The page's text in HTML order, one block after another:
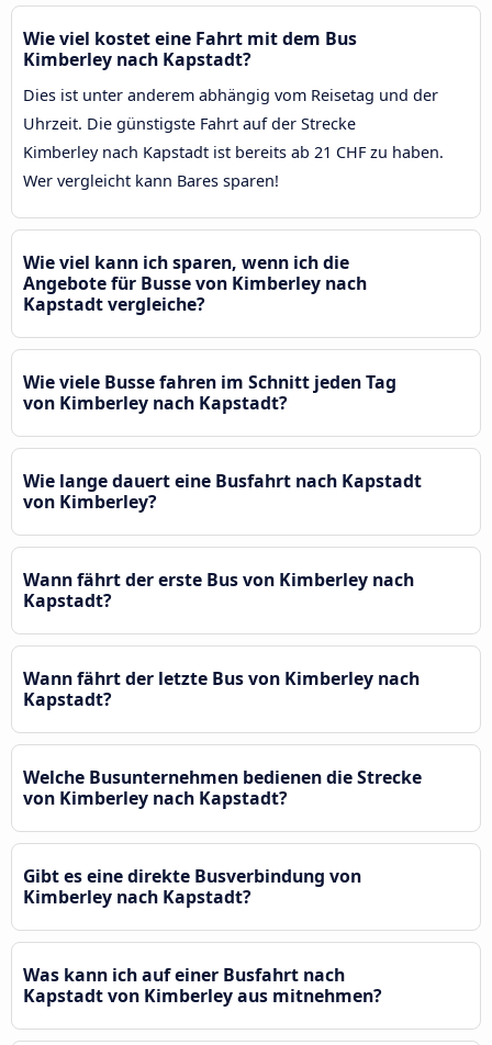
Wie viel kostet eine Fahrt mit dem Bus
Kimberley nach Kapstadt?
Dies ist unter anderem abhängig vom Reisetag und der
Uhrzeit. Die günstigste Fahrt auf der Strecke
Kimberley nach Kapstadt ist bereits ab 21 CHF zu haben.
Wer vergleicht kann Bares sparen!
Wie viel kann ich sparen, wenn ich die
Angebote für Busse von Kimberley nach
Kapstadt vergleiche?
Wie viele Busse fahren im Schnitt jeden Tag
von Kimberley nach Kapstadt?
Wie lange dauert eine Busfahrt nach Kapstadt
von Kimberley?
Wann fährt der erste Bus von Kimberley nach
Kapstadt?
Wann fährt der letzte Bus von Kimberley nach
Kapstadt?
Welche Busunternehmen bedienen die Strecke
von Kimberley nach Kapstadt?
Gibt es eine direkte Busverbindung von
Kimberley nach Kapstadt?
Was kann ich auf einer Busfahrt nach
Kapstadt von Kimberley aus mitnehmen?